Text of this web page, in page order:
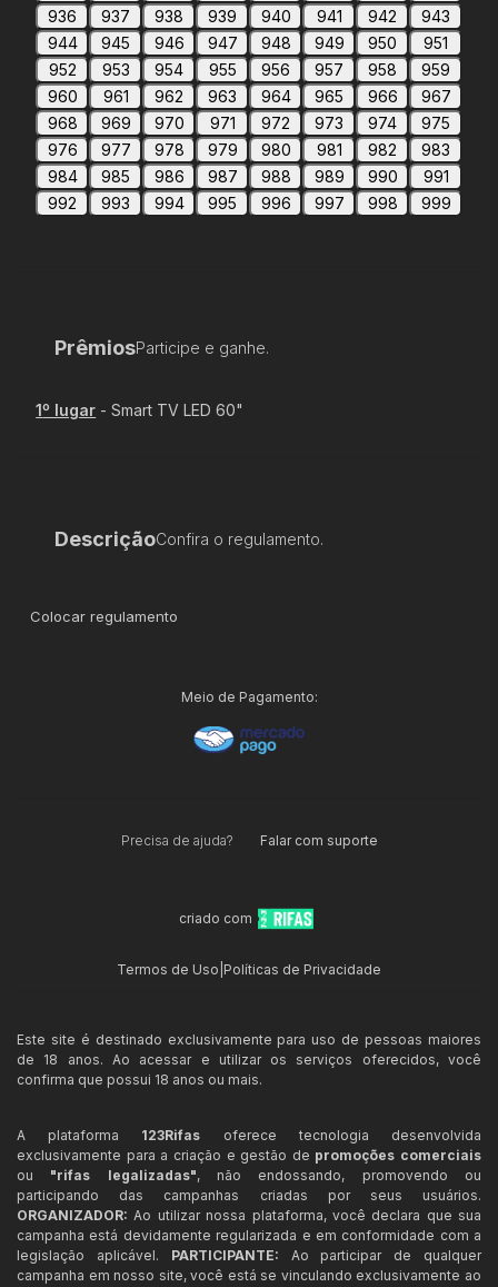
936
937 938 939 940 941 942
943
944
945 946 947 948 949 950
951
952
953 954 955 956 957 958
959
960
961 962 963 964 965 966
967
968
969 970 971 972 973 974
975
976
977 978 979 980 981 982
983
984
985 986 987 988 989 990
991
992
993 994 995 996 997 998 999
PrêmiosParticipe e ganhe.
1º lugar -Smart TV LED 60"
DescriçãoConfira o regulamento.
Colocar regulamento
Meio de Pagamento:
Precisa de ajuda? Falar com suporte
criado com
Termos de Uso Políticas de Privacidade
Este site é destinado exclusivamente para uso de pessoas maiores
de 18 anos. Ao acessar e utilizar os serviços oferecidos, você
confirma que possui 18 anos ou mais.
A plataforma 123Rifas oferece tecnologia desenvolvida
exclusivamente para a criação e gestão de promoções comerciais
ou "rifas legalizadas", não endossando, promovendo ou
participando das campanhas criadas por seus usuários.
ORGANIZADOR: Ao utilizar nossa plataforma, você declara que sua
campanha está devidamente regularizada e em conformidade com a
legislação aplicável. PARTICIPANTE: Ao participar de qualquer
campanha em nosso site, você está se vinculando exclusivamente ao